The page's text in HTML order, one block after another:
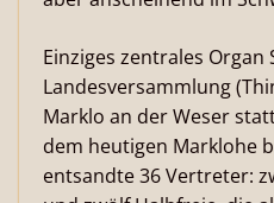
Einziges zentrales Organ
Landesversammlung
Marklo an der Weser
dem heutigen Marklohe
entsandte 36 Vertreter: